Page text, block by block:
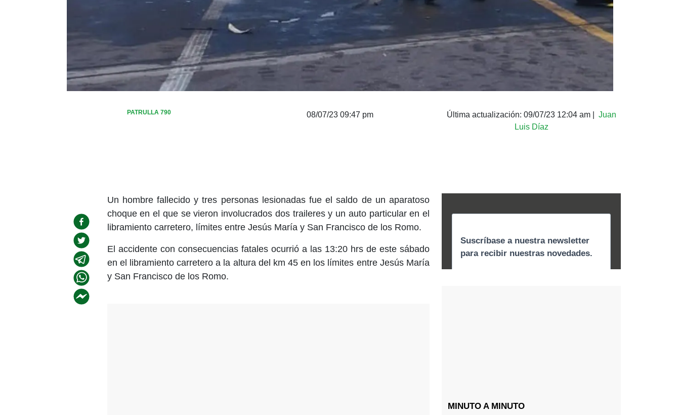
PATRULLA 790 08/07/23 09:47 pm Última actualización: 09/07/23 12:04 am|
Juan
Luis Díaz
Un hombre fallecido y tres personas lesionadas fue el saldo de un aparatoso
choque en el que se vieron involucrados dos traileres y un auto particular en el
libramiento carretero, límites entre Jesús María y San Francisco de los Romo.
El accidente con consecuencias fatales ocurrió a las 13:20 hrs de este sábado
en el libramiento carretero a la altura del km 45 en los límites entre Jesús María
y San Francisco de los Romo.
MINUTO A MINUTO